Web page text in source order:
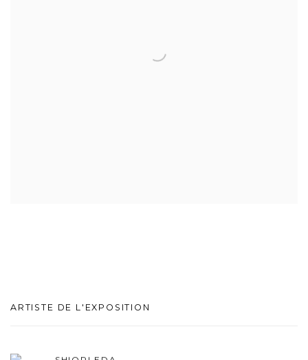
ARTISTE DE L'EXPOSITION